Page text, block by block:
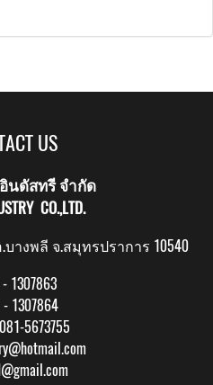
US
นดัสทรี จำกัด
CO.,LTD.
างพลี จ.สมุทรปราการ 10540
1307863
- 1307864
5673755